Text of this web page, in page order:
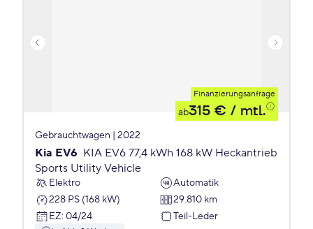
Finanzierungsanfrage
ab315 € / mtl.
Gebrauchtwagen | 2022
Kia EV6 KIA EV6 77,4 kWh 168 kW Heckantrieb
Sports Utility Vehicle
Elektro
Automatik
228 PS (168 kW)
29.810 km
EZ: 04/24 Teil-Leder